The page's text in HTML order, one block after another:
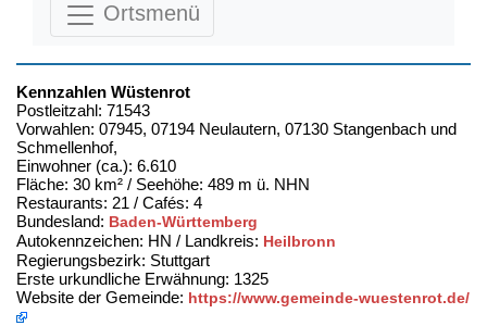
Ortsmenü
Kennzahlen Wüstenrot
Postleitzahl: 71543
Vorwahlen: 07945, 07194 Neulautern, 07130 Stangenbach und
Schmellenhof,
Einwohner (ca.): 6.610
Fläche: 30 km² / Seehöhe: 489 m ü. NHN
Restaurants: 21 / Cafés: 4
Bundesland: Baden-Württemberg
Autokennzeichen: HN / Landkreis: Heilbronn
Regierungsbezirk: Stuttgart
Erste urkundliche Erwähnung: 1325
Website der Gemeinde: https://www.gemeinde-wuestenrot.de/